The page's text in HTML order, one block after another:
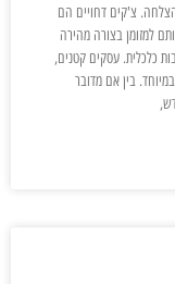
צ'קים דחויים הם
למזומן בצורה מהירה
כלכלית. עסקים קטנים,
בין אם מדובר